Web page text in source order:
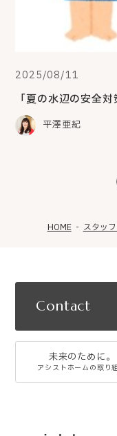
2025/08/11
「夏の水辺の安全
平澤亜紀
HOME スタッ
Contact
未来のために。
アシストホームの取り